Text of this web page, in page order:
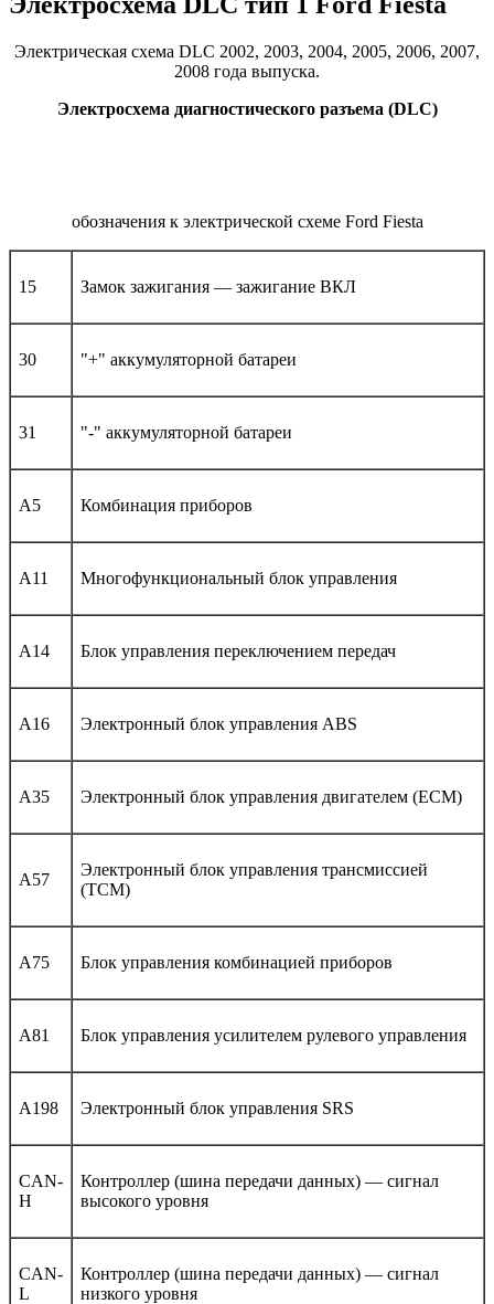
Электрическая схема DLC 2002, 2003, 2004, 2005, 2006, 2007,
2008 года выпуска.
Электросхема диагностического разъема (DLC)
обозначения к электрической схеме Ford Fiesta
15 Замок зажигания — зажигание ВКЛ
30 "+" аккумуляторной батареи
31 "-" аккумуляторной батареи
A5 Комбинация приборов
A11 Многофункциональный блок управления
A14 Блок управления переключением передач
A16 Электронный блок управления ABS
A35 Электронный блок управления двигателем (ECM)
A57
Электронный блок управления трансмиссией
(TCM)
A75 Блок управления комбинацией приборов
A81 Блок управления усилителем рулевого управления
A198 Электронный блок управления SRS
CAN-
H
Контроллер (шина передачи данных) — сигнал
высокого уровня
CAN-
L
Контроллер (шина передачи данных) — сигнал
низкого уровня